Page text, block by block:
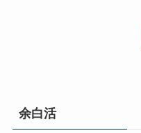
余白活